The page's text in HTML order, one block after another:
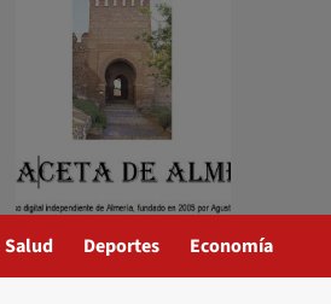
Salud Deportes Economía